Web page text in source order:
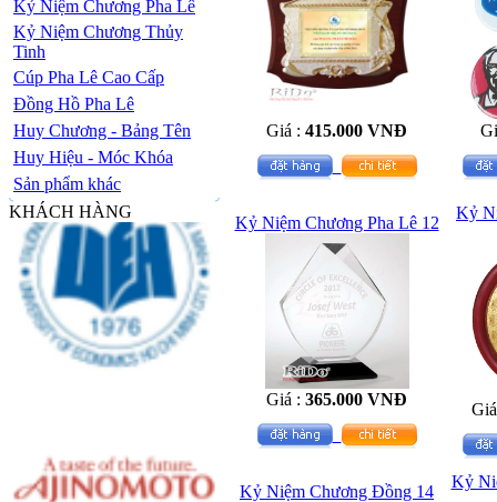
Kỷ Niệm Chương Pha Lê
Kỷ Niệm Chương Thủy
Tinh
Cúp Pha Lê Cao Cấp
Đồng Hồ Pha Lê
Huy Chương - Bảng Tên
Huy Hiệu - Móc Khóa
Sản phẩm khác
KHÁCH HÀNG
Giá : 415.000 VNĐ
Kỷ Niệm Chương Pha Lê 12
Giá : 365.000 VNĐ
Kỷ
Kỷ Niệm Chương Đồng 14
Kỷ